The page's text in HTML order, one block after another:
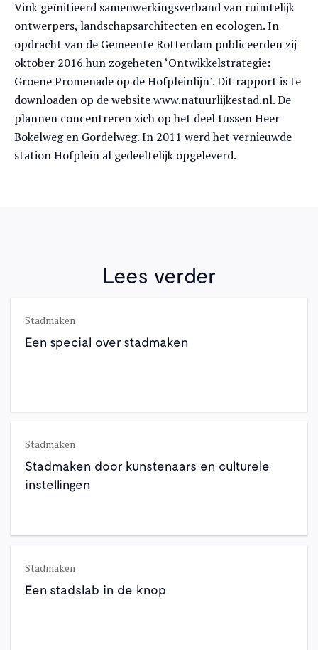
Vink geïnitieerd samenwerkingsverband van ruimtelijk
ontwerpers, landschapsarchitecten en ecologen. In
opdracht van de Gemeente Rotterdam publiceerden zij
oktober 2016 hun zogeheten ‘Ontwikkelstrategie:
Groene Promenade op de Hofpleinlijn’. Dit rapport is te
downloaden op de website www.natuurlijkestad.nl. De
plannen concentreren zich op het deel tussen Heer
Bokelweg en Gordelweg. In 2011 werd het vernieuwde
station Hofplein al gedeeltelijk opgeleverd.
Lees verder
Stadmaken
Een special over stadmaken
Stadmaken
Stadmaken door kunstenaars en culturele
instellingen
Stadmaken
Een stadslab in de knop